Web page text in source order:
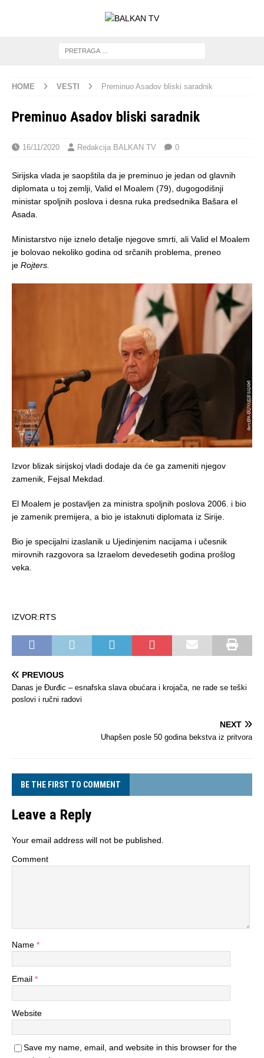
HOME VESTI Preminuo Asadov bliski saradnik
Preminuo Asadov bliski saradnik
16/11/2020 Redakcija BALKAN TV 0
Sirijska vlada je saopštila da je preminuo je jedan od glavnih
diplomata u toj zemlji, Valid el Moalem (79), dugogodišnji
ministar spoljnih poslova i desna ruka predsednika Bašara el
Asada.
Ministarstvo nije iznelo detalje njegove smrti, ali Valid el Moalem
je bolovao nekoliko godina od srčanih problema, preneo
je Rojters.
Izvor blizak sirijskoj vladi dodaje da će ga zameniti njegov
zamenik, Fejsal Mekdad.
El Moalem je postavljen za ministra spoljnih poslova 2006. i bio
je zamenik premijera, a bio je istaknuti diplomata iz Sirije.
Bio je specijalni izaslanik u Ujedinjenim nacijama i učesnik
mirovnih razgovora sa Izraelom devedesetih godina prošlog
veka.
IZVOR:RTS
PREVIOUS
Danas je Đurđic – esnafska slava obućara i krojača, ne rade se teški
poslovi i ručni radovi
NEXT
Uhapšen posle 50 godina bekstva iz pritvora
BE THE FIRST TO COMMENT
Leave a Reply
Your email address will not be published.
Comment
Name *
Email *
Website
Save my name, email, and website in this browser for the